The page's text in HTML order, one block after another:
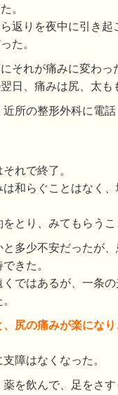
。
返りを夜中に引き
た。
それが痛みに変わっ
日、痛みは尻、太も
所の整形外科に電
れで終了。
和らぐことはなく
とり、みてもらうこ
多少不安だったが
きた。
ではあるが、一条
尻の痛みが楽にな
障はなくなった。
を飲んで、足をさ